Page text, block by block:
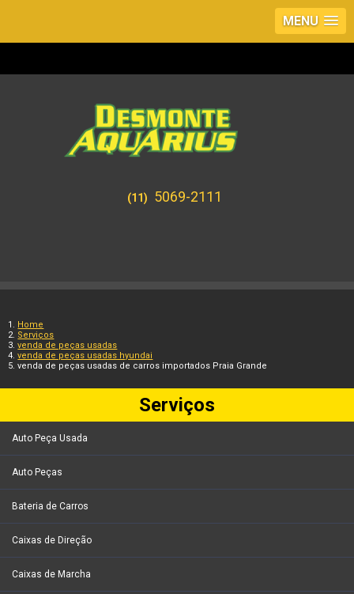
MENU
(11) 5069-2111
Home
Serviços
venda de peças usadas
venda de peças usadas hyundai
venda de peças usadas de carros importados Praia Grande
Serviços
Auto Peça Usada
Auto Peças
Bateria de Carros
Caixas de Direção
Caixas de Marcha